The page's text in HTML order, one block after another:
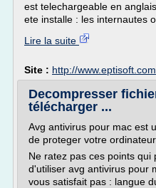
est telechargeable en
ete installe : les internautes
Lire la suite
Site : http://www.eptisoft.com
Decompresser
télécharger ...
Avg antivirus pour mac est
de proteger votre
Ne ratez pas ces points
d'utiliser avg antivirus pour
vous satisfait pas : langue